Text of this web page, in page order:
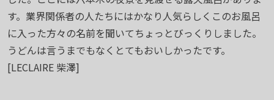
す。業界関係者の人たちにはかなり人気らしくこのお風呂
に入った方々の名前を聞いてちょっとびっくりしました。
うどんは言うまでもなくとてもおいしかったです。
[LECLAIRE 柴澤]